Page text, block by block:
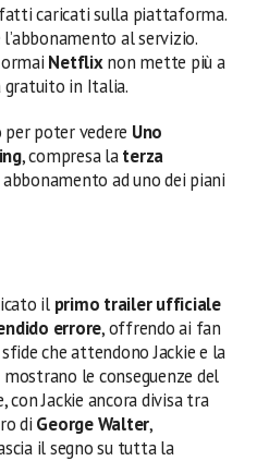
caricati sulla piattaforma.
l’abbonamento al servizio.
Netflixnon mette più a
gratuito in Italia.
per poter vedere Uno
, compresa laterza
ad uno dei piani
il primo trailer ufficiale
errore, offrendo ai fan
che attendono Jackie e la
le conseguenze del
con Jackie ancora divisa tra
di George Walter,
il segno su tutta la